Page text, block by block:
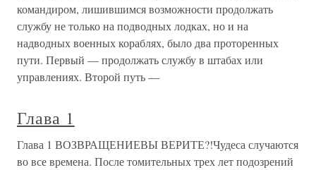
командиром, лишившимся возможности продолжать
службу не только на подводных лодках, но и на
надводных военных кораблях, было два проторенных
пути. Первый — продолжать службу в штабах или
управлениях. Второй путь —
Глава 1
Глава 1 ВОЗВРАЩЕНИЕВЫ ВЕРИТЕ?!Чудеса случаются
во все времена. После томительных трех лет подозрений